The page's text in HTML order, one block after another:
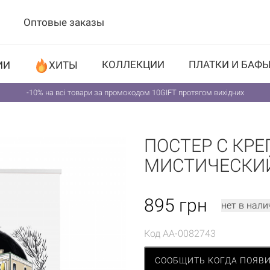
Оптовые заказы
ХИТЫ КОЛЛЕКЦИИ ПЛАТКИ И
-10% на всі товари за промокодом 10GIFT протягом вихідних
ПОСТЕР С
895 грн нет в
Код AA-0082743
СООБЩИТЬ КОГДА